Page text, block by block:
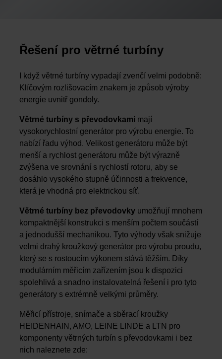
Řešení pro větrné turbíny
I když větrné turbíny vypadají zvenčí velmi podobně:
Klíčovým rozlišovacím znakem je způsob výroby
energie uvnitř gondoly.
Větrné turbíny s převodovkami mají
vysokorychlostní generátor pro výrobu energie. To
nabízí řadu výhod. Velikost generátoru může být
menší a rychlost generátoru může být výrazně
zvýšena ve srovnání s rychlostí rotoru, aby se
dosáhlo vysokého stupně účinnosti a frekvence,
která je vhodná pro elektrickou síť.
Větrné turbíny bez převodovky umožňují mnohem
kompaktnější konstrukci s menším počtem součástí
a jednodušší mechanikou. Tyto výhody však snižuje
velmi drahý kroužkový generátor pro výrobu proudu,
který se s rostoucím výkonem stává těžším. Díky
modulárním měřicím zařízením jsou k dispozici
spolehlivá a snadno instalovatelná řešení i pro tyto
generátory s extrémně velkými průměry.
Měřicí přístroje, snímače a sběrací kroužky
HEIDENHAIN, AMO, LEINE LINDE a LTN pro
komponenty větrných turbín s převodovkami i bez
nich naleznete zde: